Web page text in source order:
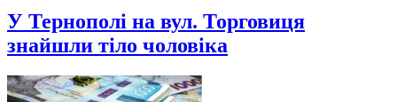
У Тернополі на вул. Торговиця
знайшли тіло чоловіка